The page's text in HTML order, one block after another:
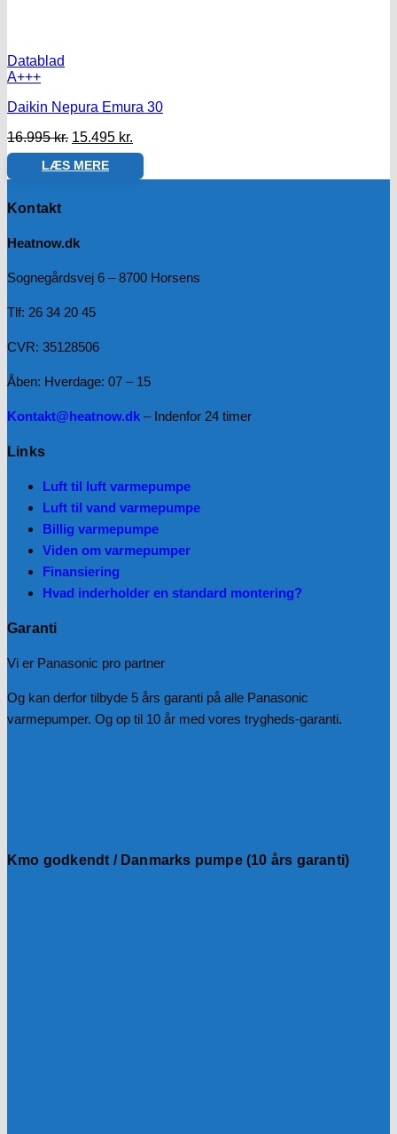
Datablad
A+++
Daikin Nepura Emura 30
16.995kr. Den
oprindelige
pris
15.495 kr.
aktuelle
er:
LÆS MERE
Kontakt
Heatnow.dk
Sognegårdsvej 6 – 8700 Horsens
Tlf: 26 34 20 45
CVR: 35128506
Åben: Hverdage: 07 – 15
Kontakt@heatnow.dk – Indenfor 24 timer
Links
Luft til luft varmepumpe
Luft til vand varmepumpe
Billig varmepumpe
Viden om varmepumper
Finansiering
Hvad inderholder en standard montering?
Garanti
Vi er Panasonic pro partner
Og kan derfor tilbyde 5 års garanti på alle Panasonic
varmepumper. Og op til 10 år med vores trygheds-garanti.
Kmo godkendt / Danmarks pumpe (10 års garanti)